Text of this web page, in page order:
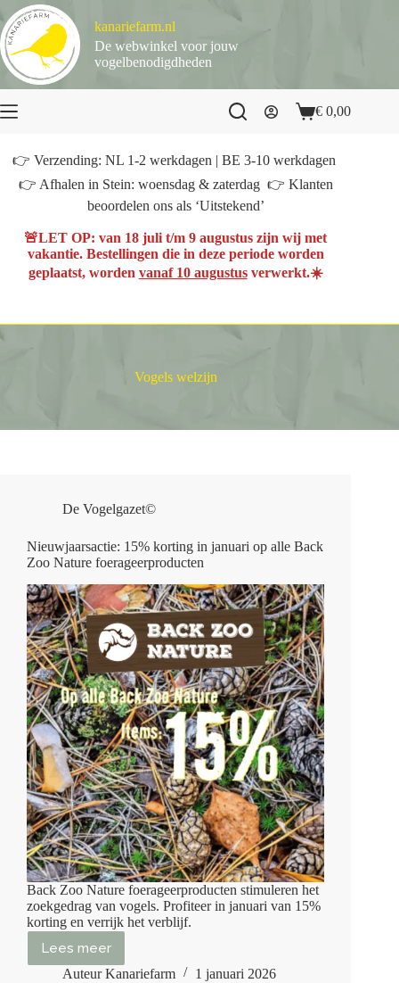
naar
de
inhoud
kanariefarm.nl
De webwinkel voor jouw
vogelbenodigdheden
Winkelwagen
€ 0,00
👉 Verzending: NL 1-2 werkdagen | BE 3-10 werkdagen
👉 Afhalen in Stein: woensdag & zaterdag 👉 Klanten
beoordelen ons als ‘Uitstekend’
🚨LET OP: van 18 juli t/m 9 augustus zijn wij met
vakantie. Bestellingen die in deze periode worden
geplaatst, worden vanaf 10 augustusverwerkt.☀️
Vogels welzijn
De Vogelgazet©
Nieuwjaarsactie: 15% korting in januari op alle Back
Zoo Nature foerageerproducten
Back Zoo Nature foerageerproducten stimuleren het
zoekgedrag van vogels. Profiteer in januari van 15%
korting en verrijk het verblijf.
Lees meerNieuwjaarsactie:
15%
Auteur Kanariefarm 1 januari 2026